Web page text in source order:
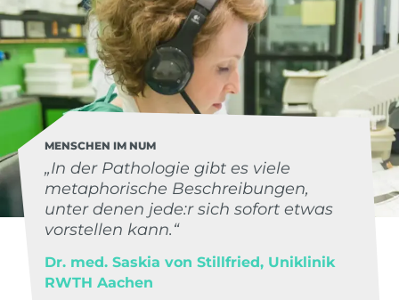
MENSCHEN IM NUM
„In der Pathologie gibt es viele
metaphorische Beschreibungen,
unter denen jede:r sich sofort etwas
vorstellen kann.“
Dr. med. Saskia von Stillfried, Uniklinik
RWTH Aachen